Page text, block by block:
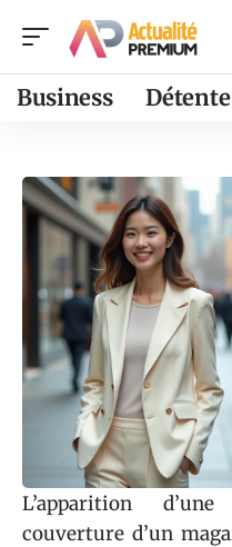
Business Détente
L’apparition
couverture d’un